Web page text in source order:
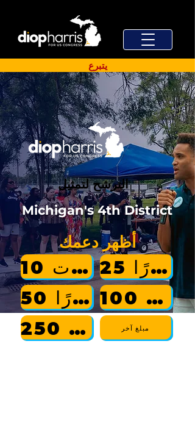
يتبرع
الترشح لتمثيل
Michigan's 4th District
أظهر دعمك
10 دولارات
25 دولارًا
50 دولارًا
100 دولار
250 دولارًا
مبلغ آخر